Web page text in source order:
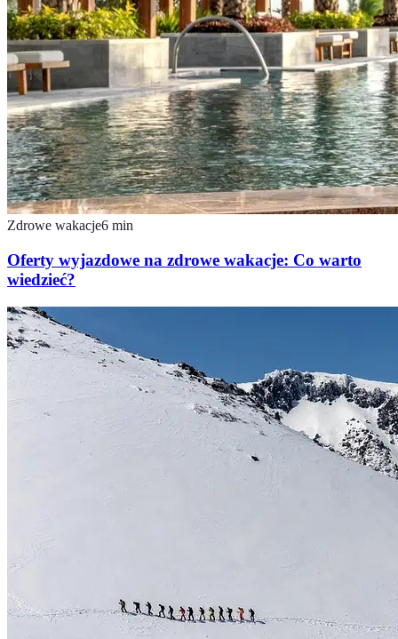
Zdrowe wakacje6 min
Oferty wyjazdowe na zdrowe wakacje: Co warto
wiedzieć?